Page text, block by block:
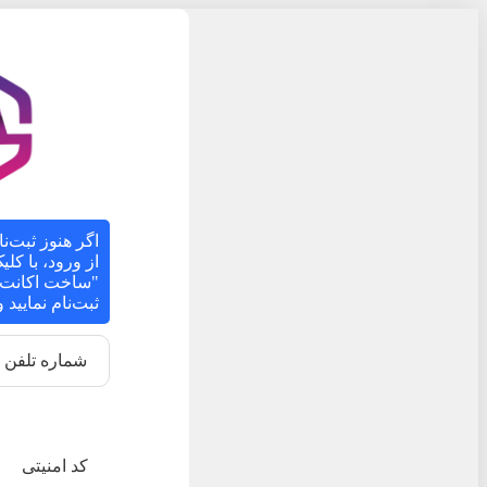
اگر هنوز
از ورود، با
"ساخت اکانت
ثبت‌نام
شماره تلفن
کد امنیتی